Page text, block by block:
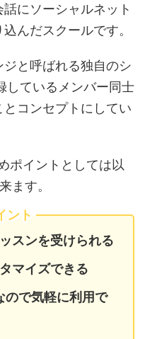
にソーシャルネット
んだスクールです。
と呼ばれる独自のシ
しているメンバー同士
コンセプトにしてい
ポイントとしては以
ます。
ント
スンを受けられる
マイズできる
で気軽に利用で